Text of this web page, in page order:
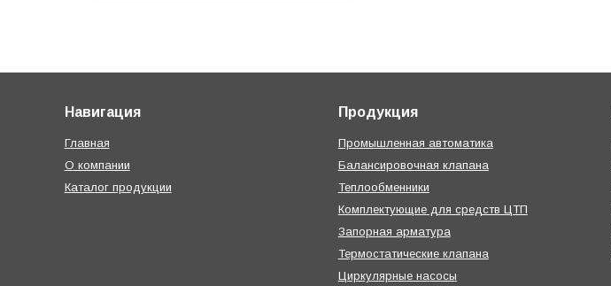
Навигация
Главная
О компании
Каталог продукции
Продукция
Промышленная автоматика
Балансировочная клапана
Теплообменники
Комплектующие для средств ЦТП
Запорная арматура
Термостатические клапана
Циркулярные насосы